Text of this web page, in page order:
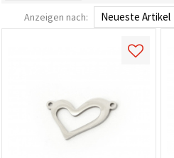
Nutzungserlebnis
Datenverkehr
Anzeigen nach: